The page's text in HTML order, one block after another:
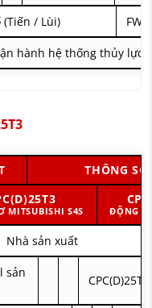
(Tiến / Lùi)
hành hệ thống thủy lực
THÔNG
MITSUBISHI S4S ĐỘNG
Nhà sản xuất
sản
CPC(D)25T3